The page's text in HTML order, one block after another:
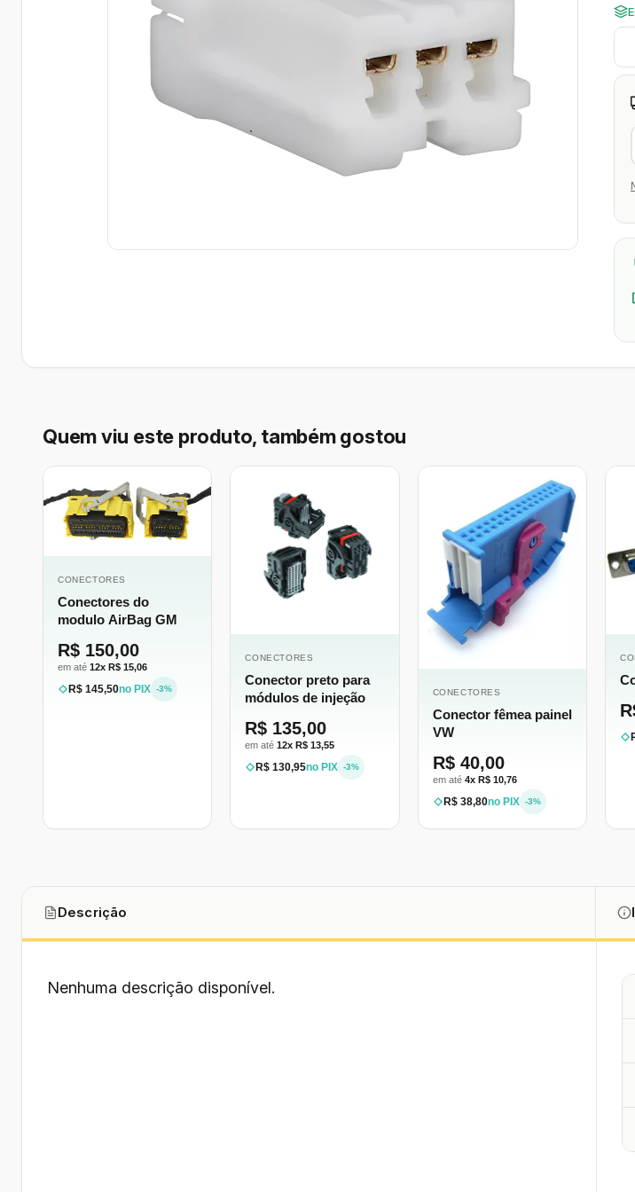
Quem viu este produto, também gostou
CONECTORES
Conectores do
modulo AirBag GM
R$ 150,00
em até 12x R$ 15,06
R$ 145,50no PIX -3%
CONECTORES
Conector preto para
módulos de injeção
R$ 135,00
em até12x R$ 13,55
R$ 130,95no PIX -3%
CONECTORES
Conector fêmea painel
VW
R$ 40,00
em até 4x R$ 10,76
R$ 38,80no PIX -3%
Descrição
Nenhuma descrição disponível.